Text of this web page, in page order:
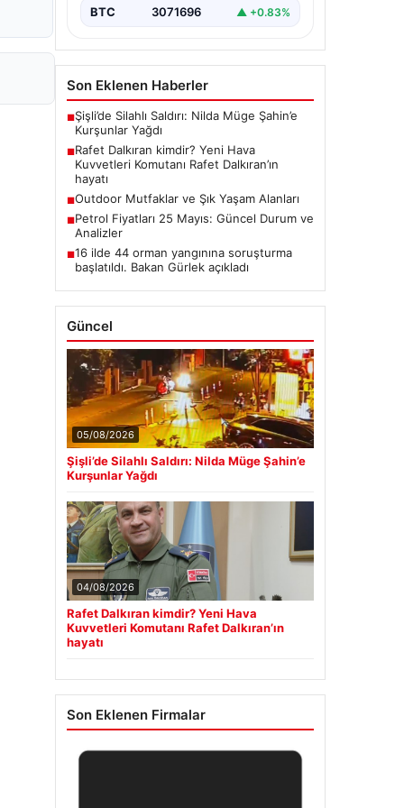
BTC 3071696 ▲ +0.83%
Son Eklenen Haberler
■Şişli’de Silahlı Saldırı: Nilda Müge Şahin’e
Kurşunlar Yağdı
■Rafet Dalkıran kimdir? Yeni Hava
Kuvvetleri Komutanı Rafet Dalkıran’ın
hayatı
■Outdoor Mutfaklar ve Şık Yaşam Alanları
■Petrol Fiyatları 25 Mayıs: Güncel Durum ve
Analizler
■16 ilde 44 orman yangınına soruşturma
başlatıldı. Bakan Gürlek açıkladı
Güncel
05/08/2026
Şişli’de Silahlı Saldırı: Nilda Müge Şahin’e
Kurşunlar Yağdı
04/08/2026
Rafet Dalkıran kimdir? Yeni Hava
Kuvvetleri Komutanı Rafet Dalkıran’ın
hayatı
Son Eklenen Firmalar